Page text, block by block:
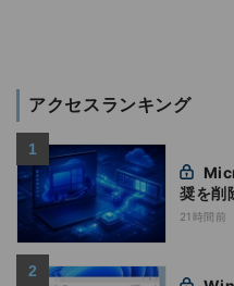
アクセスランキング
奨を削
21時間前